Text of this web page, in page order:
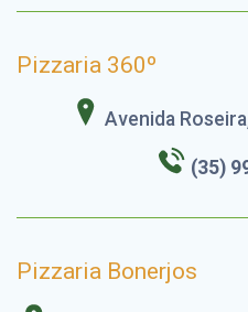
Pizzaria 360º
Avenida Roseira
(35)
Pizzaria Bonerjos